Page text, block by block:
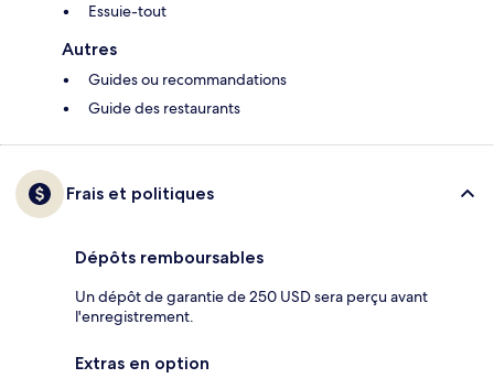
Essuie-tout
Autres
Guides ou recommandations
Guide des restaurants
Frais et politiques
Dépôts remboursables
Un dépôt de garantie de 250 USD sera perçu avant
l'enregistrement.
Extras en option